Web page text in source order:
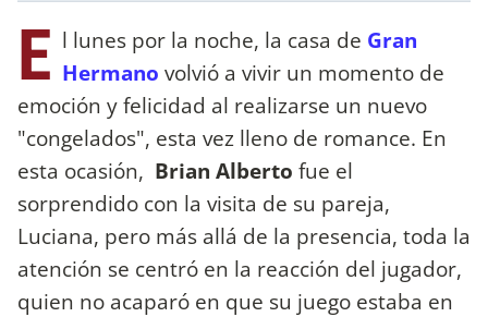
E l lunes por la noche, la casa de Gran
Hermano volvió a vivir un momento de
emoción y felicidad al realizarse un nuevo
"congelados", esta vez lleno de romance. En
esta ocasión, Brian Alberto fue el
sorprendido con la visita de su pareja,
Luciana, pero más allá de la presencia, toda la
atención se centró en la reacción del jugador,
quien no acaparó en que su juego estaba en